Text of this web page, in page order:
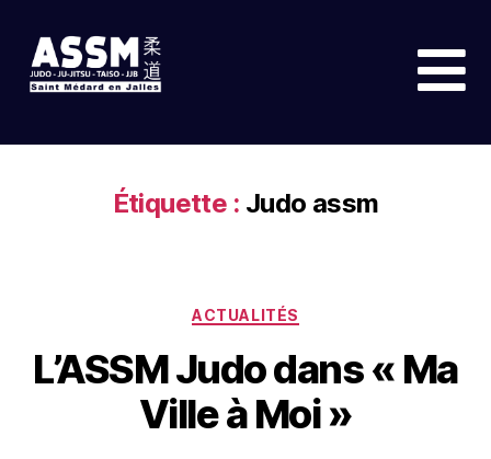
Étiquette : Judo assm
ACTUALITÉS
L’ASSM Judo dans « Ma
Ville à Moi »